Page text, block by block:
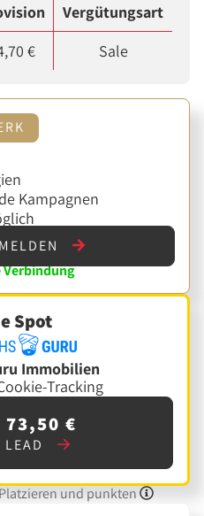
Vergütungsart
€ Sale
Kampagnen
Spot
Immobilien
Tracking
73,50 €
LEAD
und punkten